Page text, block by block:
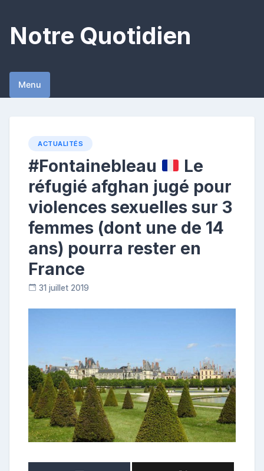
content
Notre Quotidien
Menu
ACTUALITÉS
#Fontainebleau
Le
réfugié afghan jugé pour
violences sexuelles sur 3
femmes (dont une de 14
ans) pourra rester en
France
31 juillet 2019
i
b
u
t
r
i
c